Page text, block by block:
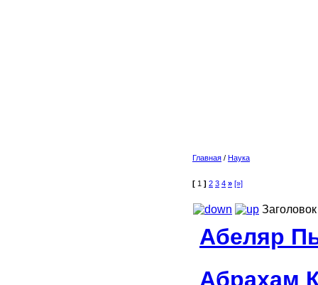
Главная / Наука
[ 1 ] 2 3 4 » [»]
Заголовок
Абеляр
Абрахам